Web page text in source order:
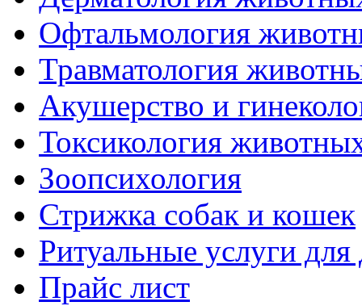
Офтальмология
Травматология
Акушерство и
Токсикология
Зоопсихология
Стрижка собак и кошек
Ритуальные услуги
Прайс лист